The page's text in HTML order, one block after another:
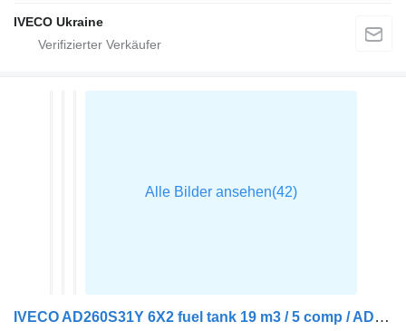
IVECO Ukraine
IVECO AD260S31Y 6X2 fuel tank 19 m3 / 5 comp / ADR 02-07-2024